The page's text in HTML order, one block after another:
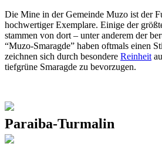
Die Mine in der Gemeinde Muzo ist der
hochwertiger Exemplare. Einige der
stammen von dort – unter anderem der
“Muzo-Smaragde” haben oftmals einen
zeichnen sich durch besondere Reinheit
tiefgrüne Smaragde zu bevorzugen.
Paraiba-Turmalin